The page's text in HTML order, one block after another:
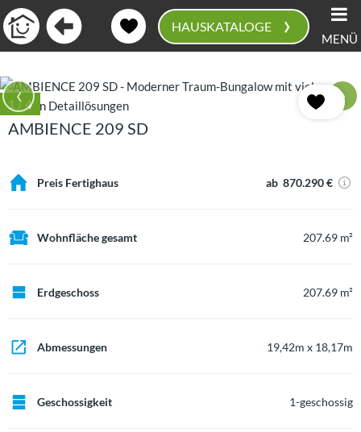
HAUSKATALOGE › MENÜ
1 / 4
‹ ›
AMBIENCE 209 SD
Preis Fertighaus ab 870.290 €
Wohnfläche gesamt 207.69 m²
Erdgeschoss 207.69 m²
Abmessungen 19,42m x 18,17m
Geschossigkeit 1-geschossig